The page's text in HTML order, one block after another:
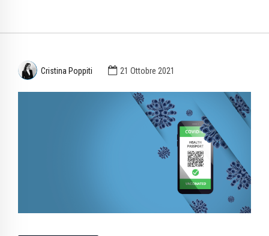
Cristina Poppiti 21 Ottobre 2021